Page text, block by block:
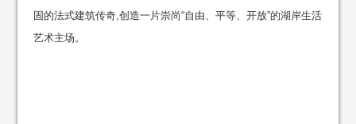
固的法式建筑传奇,创造一片崇尚“自由、平等、开放”的湖岸生活
艺术主场。